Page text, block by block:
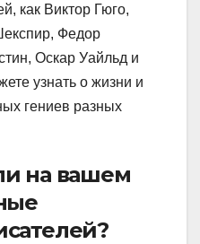
как Виктор Гюго,
Федор
Оскар Уайльд и
узнать о жизни и
гениев разных
на вашем